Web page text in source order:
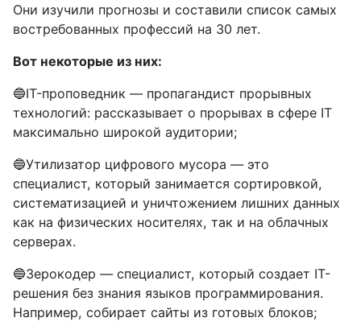
Они изучили прогнозы и составили список самых
востребованных профессий на 30 лет.
Вот некоторые из них:
🔵IT-проповедник — пропагандист прорывных
технологий: рассказывает о прорывах в сфере IT
максимально широкой аудитории;
🔵Утилизатор цифрового мусора — это
специалист, который занимается сортировкой,
систематизацией и уничтожением лишних данных
как на физических носителях, так и на облачных
серверах.
🔵Зерокодер — специалист, который создает IT-
решения без знания языков программирования.
Например, собирает сайты из готовых блоков;